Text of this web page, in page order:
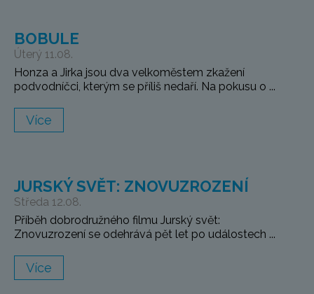
BOBULE
Úterý 11.08.
Honza a Jirka jsou dva velkoměstem zkažení
podvodníčci, kterým se příliš nedaří. Na pokusu o ...
Více
JURSKÝ SVĚT: ZNOVUZROZENÍ
Středa 12.08.
Příběh dobrodružného filmu Jurský svět:
Znovuzrození se odehrává pět let po událostech ...
Více